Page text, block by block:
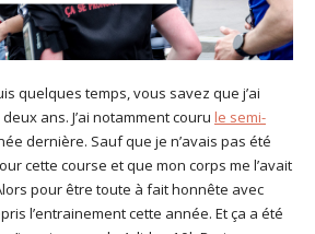
quelques temps, vous savez que j’ai
ans. J’ai notamment couru le semi-
dernière. Sauf que je n’avais pas été
cette course et que mon corps me l’avait
pour être toute à fait honnête avec
l’entrainement cette année. Et ça a été